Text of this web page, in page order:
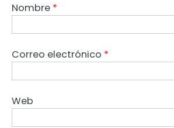
Nombre *
Correo electrónico *
Web